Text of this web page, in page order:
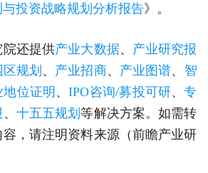
投资战略规划分析报告》。
院还提供产业大数据、 产业研究报
区规划 、 产业招商、 产业图谱、 智
地位证明 、IPO咨询/募投可研、专
、 十五五规划等解决方案。如需转
，请注明资料来源（前瞻产业研